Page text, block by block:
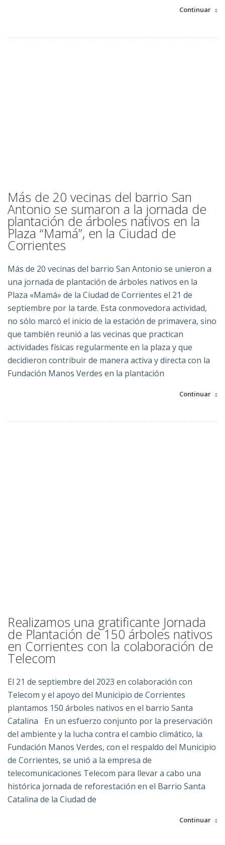
Continuar
Más de 20 vecinas del barrio San
Antonio se sumaron a la jornada de
plantación de árboles nativos en la
Plaza “Mamá”, en la Ciudad de
Corrientes
Más de 20 vecinas del barrio San Antonio se unieron a
una jornada de plantación de árboles nativos en la
Plaza «Mamá» de la Ciudad de Corrientes el 21 de
septiembre por la tarde. Esta conmovedora actividad,
no sólo marcó el inicio de la estación de primavera, sino
que también reunió a las vecinas que practican
actividades físicas regularmente en la plaza y que
decidieron contribuir de manera activa y directa con la
Fundación Manos Verdes en la plantación
Continuar
Realizamos una gratificante Jornada
de Plantación de 150 árboles nativos
en Corrientes con la colaboración de
Telecom
El 21 de septiembre del 2023 en colaboración con
Telecom y el apoyo del Municipio de Corrientes
plantamos 150 árboles nativos en el barrio Santa
Catalina En un esfuerzo conjunto por la preservación
del ambiente y la lucha contra el cambio climático, la
Fundación Manos Verdes, con el respaldo del Municipio
de Corrientes, se unió a la empresa de
telecomunicaciones Telecom para llevar a cabo una
histórica jornada de reforestación en el Barrio Santa
Catalina de la Ciudad de
Continuar